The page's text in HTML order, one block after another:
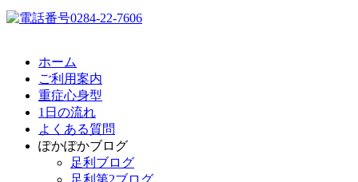
ホーム
ご利用案内
重症心身型
1日の流れ
よくある質問
ぽかぽかブログ
足利ブログ